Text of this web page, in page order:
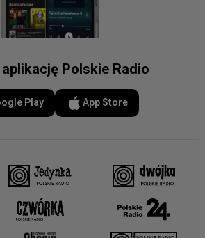
Polskie Radio
Play App Store